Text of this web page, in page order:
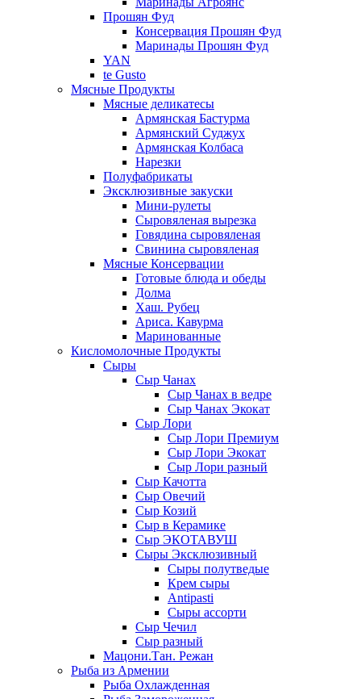
Прошян Фуд
Консервация Прошян Фуд
Маринады Прошян Фуд
YAN
te Gusto
Мясные Продукты
Мясные деликатесы
Армянская Бастурма
Армянский Суджух
Армянская Колбаса
Нарезки
Полуфабрикаты
Эксклюзивные закуски
Мини-рулеты
Сыровяленая вырезка
Говядина сыровяленая
Свинина сыровяленая
Мясные Консервации
Готовые блюда и обеды
Долма
Хаш. Рубец
Ариса. Кавурма
Маринованные
Кисломолочные Продукты
Сыры
Сыр Чанах
Сыр Чанах в ведре
Сыр Чанах Экокат
Сыр Лори
Сыр Лори Премиум
Сыр Лори Экокат
Сыр Лори разный
Сыр Качотта
Сыр Овечий
Сыр Козий
Сыр в Керамике
Сыр ЭКОТАВУШ
Сыры Эксклюзивный
Сыры полутведые
Крем сыры
Antipasti
Сыры ассорти
Сыр Чечил
Сыр разный
Мацони.Тан. Режан
Рыба из Армении
Рыба Охлажденная